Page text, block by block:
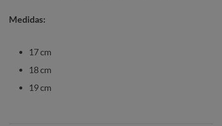
Medidas:
17 cm
18 cm
19 cm